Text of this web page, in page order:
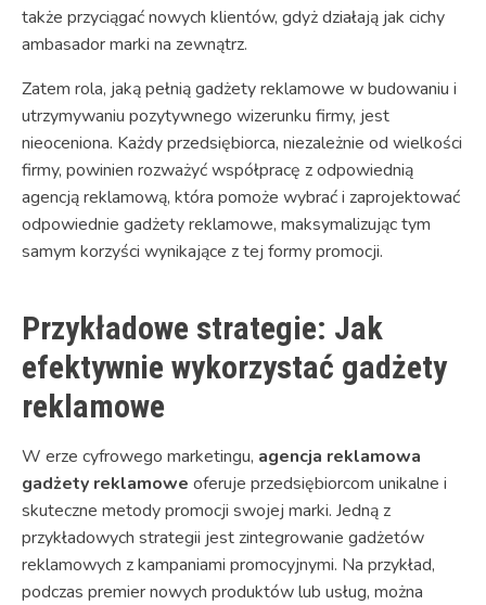
także przyciągać nowych klientów, gdyż działają jak cichy
ambasador marki na zewnątrz.
Zatem rola, jaką pełnią gadżety reklamowe w budowaniu i
utrzymywaniu pozytywnego wizerunku firmy, jest
nieoceniona. Każdy przedsiębiorca, niezależnie od wielkości
firmy, powinien rozważyć współpracę z odpowiednią
agencją reklamową, która pomoże wybrać i zaprojektować
odpowiednie gadżety reklamowe, maksymalizując tym
samym korzyści wynikające z tej formy promocji.
Przykładowe strategie: Jak
efektywnie wykorzystać gadżety
reklamowe
W erze cyfrowego marketingu, agencja reklamowa
gadżety reklamowe oferuje przedsiębiorcom unikalne i
skuteczne metody promocji swojej marki. Jedną z
przykładowych strategii jest zintegrowanie gadżetów
reklamowych z kampaniami promocyjnymi. Na przykład,
podczas premier nowych produktów lub usług, można